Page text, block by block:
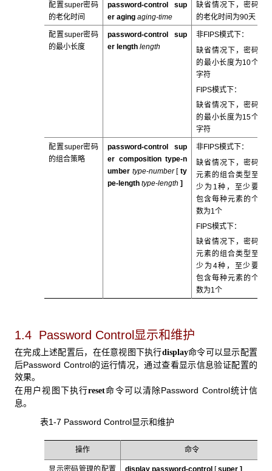
配置super密码
的老化时间
password-control sup
er agingaging-time
缺省情况下，密码
的老化时间为90天
配置super密码
的最小长度
password-control sup
er lengthlength
非FIPS模式下：
缺省情况下，密码
的最小长度为10个
字符
FIPS模式下：
缺省情况下，密码
的最小长度为15个
字符
配置super密码
的组合策略
password-control sup
er composition type-n
umber type-number [ty
pe-lengthtype-length ]
非FIPS模式下：
缺省情况下，密码
元素的组合类型至
少为1种，至少要
包含每种元素的个
数为1个
FIPS模式下：
缺省情况下，密码
元素的组合类型至
少为4种，至少要
包含每种元素的个
数为1个
1.4 Password Control显示和维护
在完成上述配置后，在任意视图下执行display命令可以显示配置
后Password Control的运行情况，通过查看显示信息验证配置的
效果。
在用户视图下执行reset命令可以清除Password Control统计信
息。
表1-7 Password Control显示和维护
操作 命令